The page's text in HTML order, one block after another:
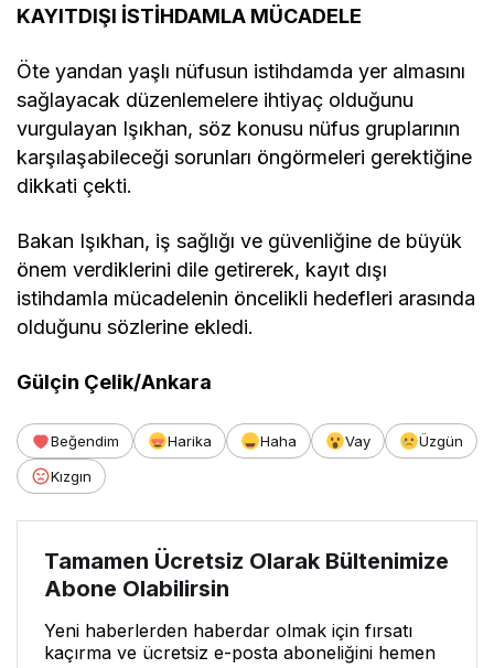
kalitesini bir üst noktaya taşımak, risklere karşı
aldığı bir açıklama yaptı.
KAYITDIŞI İSTİHDAMLA MÜCADELE
Öte yandan yaşlı nüfusun istihdamda yer almasını
vurgulayan Işıkhan, söz konusu nüfus gruplarının
karşılaşabileceği sorunları öngörmeleri gerektiğine
dikkati çekti.
önem verdiklerini dile getirerek, kayıt dışı
olduğunu sözlerine ekledi.
Gülçin Çelik/Ankara
Beğendim Harika Haha Vay
Üzgün
Kızgın